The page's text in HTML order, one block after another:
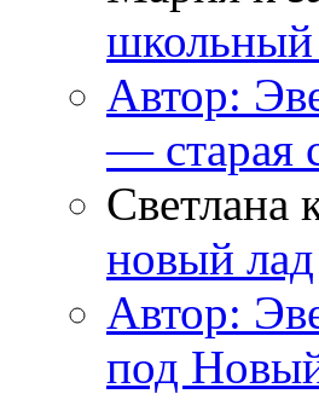
школьный
Автор:
— старая
Светлана
новый лад
Автор:
под